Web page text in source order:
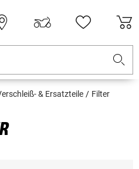
& Ersatzteile Filter